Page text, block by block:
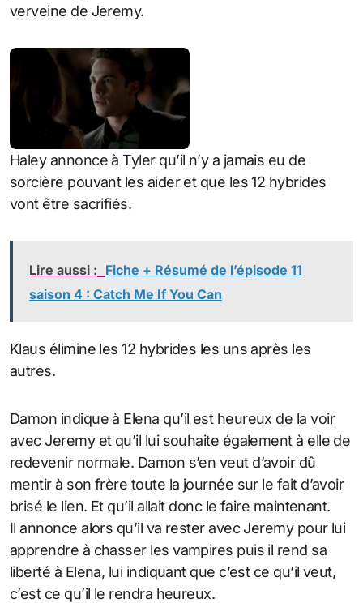
verveine de Jeremy.
Haley annonce à Tyler qu’il n’y a jamais eu de
sorcière pouvant les aider et que les 12 hybrides
vont être sacrifiés.
Lire aussi : Fiche + Résumé de l’épisode 11
saison 4 : Catch Me If You Can
Klaus élimine les 12 hybrides les uns après les
autres.
Damon indique à Elena qu’il est heureux de la voir
avec Jeremy et qu’il lui souhaite également à elle de
redevenir normale. Damon s’en veut d’avoir dû
mentir à son frère toute la journée sur le fait d’avoir
brisé le lien. Et qu’il allait donc le faire maintenant.
Il annonce alors qu’il va rester avec Jeremy pour lui
apprendre à chasser les vampires puis il rend sa
liberté à Elena, lui indiquant que c’est ce qu’il veut,
c’est ce qu’il le rendra heureux.